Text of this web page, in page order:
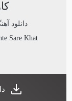
دانلود
Sare Khat